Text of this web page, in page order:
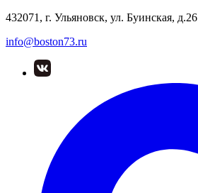
432071, г. Ульяновск, ул. Буинская, д.26
info@boston73.ru